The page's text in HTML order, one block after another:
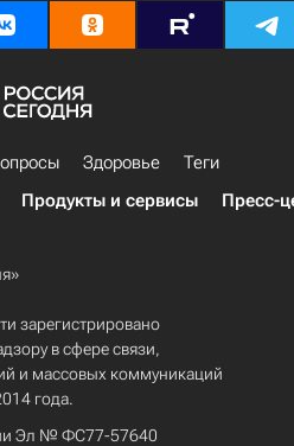
Здоровье
Теги
Продукты и сервисы Пресс-
зарегистрировано
в сфере связи,
и массовых коммуникаций
года.
Эл № ФС77-57640